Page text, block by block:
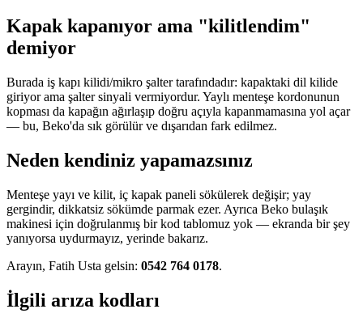
Kapak kapanıyor ama "kilitlendim"
demiyor
Burada iş kapı kilidi/mikro şalter tarafındadır: kapaktaki dil kilide
giriyor ama şalter sinyali vermiyordur. Yaylı menteşe kordonunun
kopması da kapağın ağırlaşıp doğru açıyla kapanmamasına yol açar
— bu, Beko'da sık görülür ve dışarıdan fark edilmez.
Neden kendiniz yapamazsınız
Menteşe yayı ve kilit, iç kapak paneli sökülerek değişir; yay
gergindir, dikkatsiz sökümde parmak ezer. Ayrıca Beko bulaşık
makinesi için doğrulanmış bir kod tablomuz yok — ekranda bir şey
yanıyorsa uydurmayız, yerinde bakarız.
Arayın, Fatih Usta gelsin: 0542 764 0178.
İlgili arıza kodları